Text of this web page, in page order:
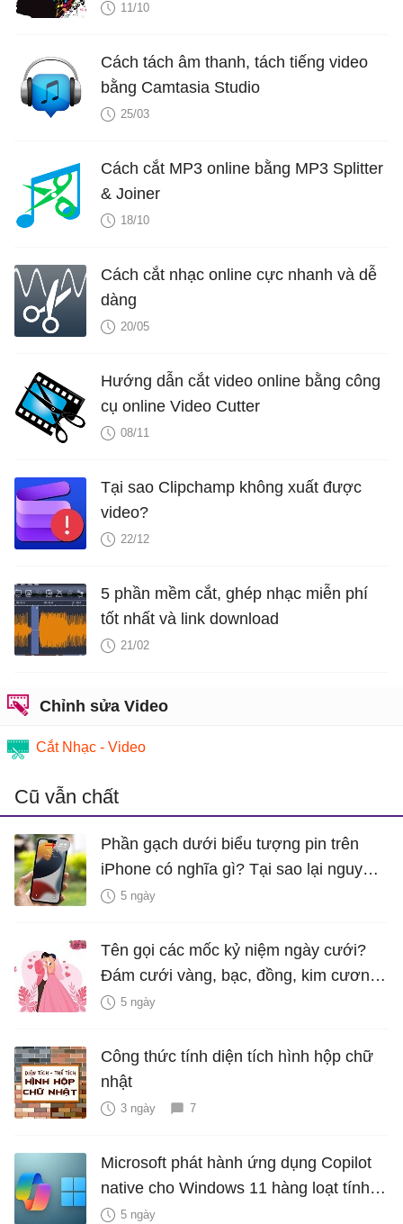
11/10
Cách tách âm thanh, tách tiếng video
bằng Camtasia Studio
25/03
Cách cắt MP3 online bằng MP3 Splitter
& Joiner
18/10
Cách cắt nhạc online cực nhanh và dễ
dàng
20/05
Hướng dẫn cắt video online bằng công
cụ online Video Cutter
08/11
Tại sao Clipchamp không xuất được
video?
22/12
5 phần mềm cắt, ghép nhạc miễn phí
tốt nhất và link download
21/02
Chỉnh sửa Video
Cắt Nhạc - Video
Cũ vẫn chất
Phần gạch dưới biểu tượng pin trên
iPhone có nghĩa gì? Tại sao lại nguy
hiểm?
5 ngày
Tên gọi các mốc kỷ niệm ngày cưới?
Đám cưới vàng, bạc, đồng, kim cương
là bao nhiêu năm?
5 ngày
Công thức tính diện tích hình hộp chữ
nhật
3 ngày 7
Microsoft phát hành ứng dụng Copilot
native cho Windows 11 hàng loạt tính
năng mới Hữu Ích
5 ngày